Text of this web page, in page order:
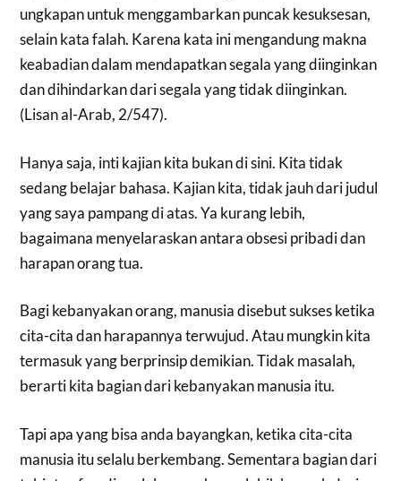
ungkapan untuk menggambarkan puncak kesuksesan,
selain kata falah. Karena kata ini mengandung makna
keabadian dalam mendapatkan segala yang diinginkan
dan dihindarkan dari segala yang tidak diinginkan.
(Lisan al-Arab, 2/547).
Hanya saja, inti kajian kita bukan di sini. Kita tidak
sedang belajar bahasa. Kajian kita, tidak jauh dari judul
yang saya pampang di atas. Ya kurang lebih,
bagaimana menyelaraskan antara obsesi pribadi dan
harapan orang tua.
Bagi kebanyakan orang, manusia disebut sukses ketika
cita-cita dan harapannya terwujud. Atau mungkin kita
termasuk yang berprinsip demikian. Tidak masalah,
berarti kita bagian dari kebanyakan manusia itu.
Tapi apa yang bisa anda bayangkan, ketika cita-cita
manusia itu selalu berkembang. Sementara bagian dari